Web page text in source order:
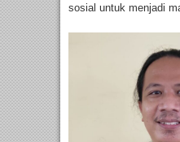
sosial untuk menjadi